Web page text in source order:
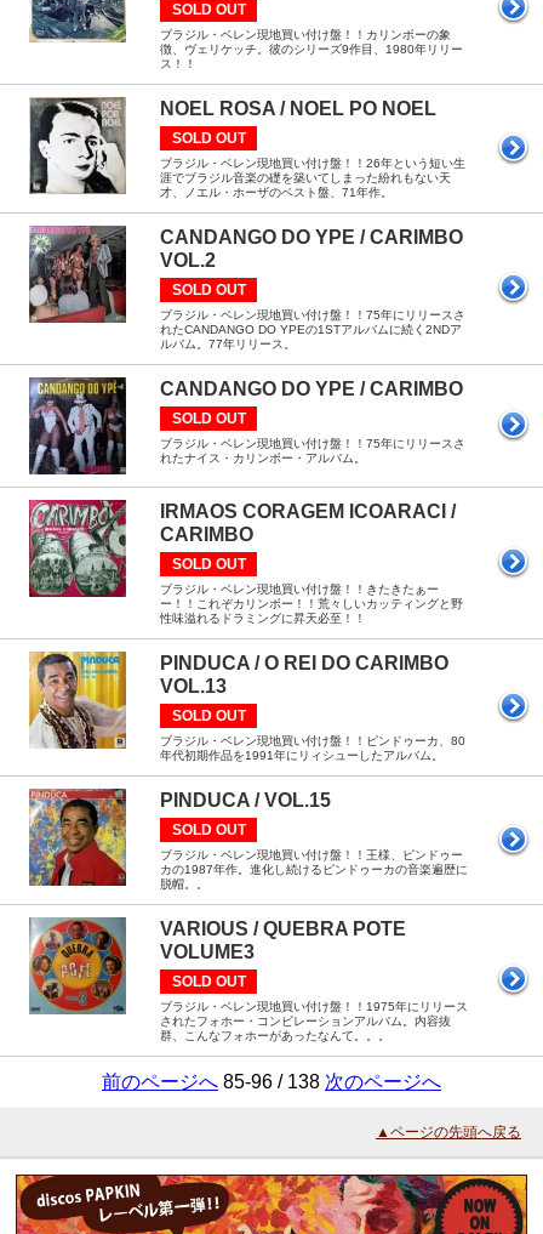
SOLD OUT
ブラジル・ベレン現地買い付け盤！！カリンボーの象
徴、ヴェリケッチ。彼のシリーズ9作目、1980年リリー
ス！！
NOEL ROSA / NOEL PO NOEL
SOLD OUT
ブラジル・ベレン現地買い付け盤！！26年という短い生
涯でブラジル音楽の礎を築いてしまった紛れもない天
才、ノエル・ホーザのベスト盤、71年作。
CANDANGO DO YPE / CARIMBO
VOL.2
SOLD OUT
ブラジル・ベレン現地買い付け盤！！75年にリリースさ
れたCANDANGO DO YPEの1STアルバムに続く2NDア
ルバム。77年リリース。
CANDANGO DO YPE / CARIMBO
SOLD OUT
ブラジル・ベレン現地買い付け盤！！75年にリリースさ
れたナイス・カリンボー・アルバム。
IRMAOS CORAGEM ICOARACI /
CARIMBO
SOLD OUT
ブラジル・ベレン現地買い付け盤！！きたきたぁー
ー！！これぞカリンボー！！荒々しいカッティングと野
性味溢れるドラミングに昇天必至！！
PINDUCA / O REI DO CARIMBO
VOL.13
SOLD OUT
ブラジル・ベレン現地買い付け盤！！ピンドゥーカ、80
年代初期作品を1991年にリィシューしたアルバム。
PINDUCA / VOL.15
SOLD OUT
ブラジル・ベレン現地買い付け盤！！王様、ピンドゥー
カの1987年作。進化し続けるピンドゥーカの音楽遍歴に
脱帽。。
VARIOUS / QUEBRA POTE
VOLUME3
SOLD OUT
ブラジル・ベレン現地買い付け盤！！1975年にリリース
されたフォホー・コンピレーションアルバム。内容抜
群、こんなフォホーがあったなんて。。。
前のページへ 85-96 / 138 次のページへ
▲ページの先頭へ戻る